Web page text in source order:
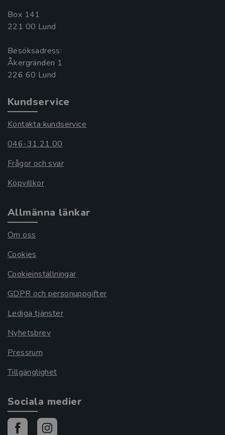
Box 141
221 00 Lund
Besöksadress:
Åkergränden 1
Kundservice
Kontakta kundservice
046-31 21 00
Frågor och svar
Köpvillkor
Allmänna länkar
Om oss
Cookies
Cookieinställningar
GDPR och personuppgifter
Lediga tjänster
Nyhetsbrev
Pressrum
Tillgänglighet
Sociala medier